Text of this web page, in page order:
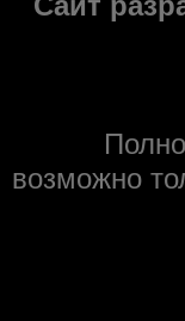
возможно